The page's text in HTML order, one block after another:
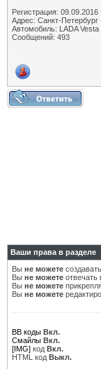
Регистрация: 09.09.2016
Адрес: Санкт-Петербург
Автомобиль: LADA
Сообщений: 493
Ваши права в разделе
Вы не можете
Вы не можете отвечать
Вы не можете
Вы не можете
BB коды Вкл.
Смайлы Вкл.
[IMG] код Вкл.
HTML код Выкл.